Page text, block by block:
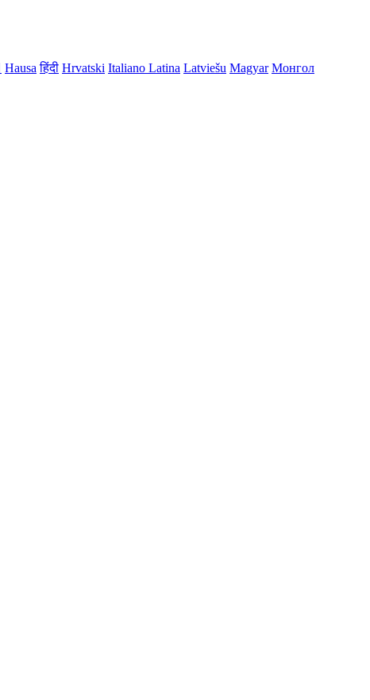
Hausa हिंदी Hrvatski Italiano Latina Latviešu Magyar Монгол